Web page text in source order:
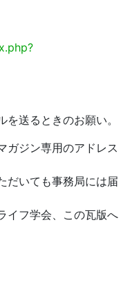
送るときのお願い。
ガジン専用のアドレス
だいても事務局には届
イフ学会、この瓦版へ